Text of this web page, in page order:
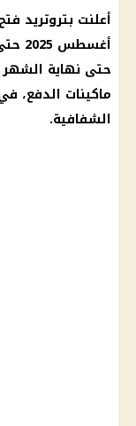
أعلنت بتروتريد
حتى نهاية الشهر
ماكينات الدفع،
الشفافية.